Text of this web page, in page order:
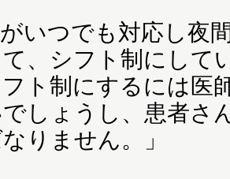
がいつでも対応し夜
、シフト制にして
ト制にするには医
しょうし、患者さ
りません。」